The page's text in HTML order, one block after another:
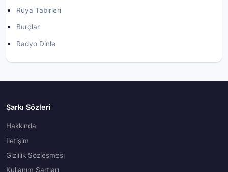
Rüya Tabirleri
Burçlar
Radyo Dinle
Şarkı Sözleri
Hakkında
İletişim
Gizlilik Sözleşmesi
Kullanım Şartları